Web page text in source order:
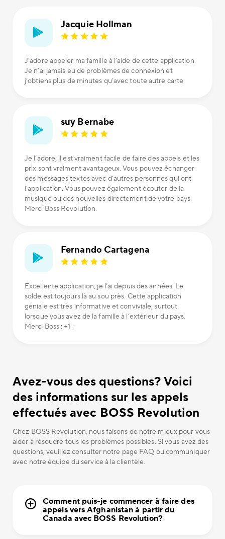
Jacquie Hollman
J’adore appeler ma famille à l’aide de cette application.
Je n’ai jamais eu de problèmes de connexion et
j’obtiens plus de minutes qu’avec toute autre carte.
suy Bernabe
Je l’adore; il est vraiment facile de faire des appels et les
prix sont vraiment avantageux. Vous pouvez échanger
des messages textes avec d’autres personnes qui ont
l’application. Vous pouvez également écouter de la
musique ou des nouvelles directement de votre pays.
Merci Boss Revolution.
Fernando Cartagena
Excellente application; je l’ai depuis des années. Le
solde est toujours là au sou près. Cette application
géniale est très informative et conviviale, surtout
lorsque vous avez de la famille à l’extérieur du pays.
Merci Boss : +1 :
Avez-vous des questions? Voici
des informations sur les appels
effectués avec BOSS Revolution
Chez BOSS Revolution, nous faisons de notre mieux pour vous
aider à résoudre tous les problèmes possibles. Si vous avez des
questions, veuillez consulter notre page FAQ ou communiquer
avec notre équipe du service à la clientèle.
Comment puis-je commencer à faire des
appels vers Afghanistan à partir du
Canada avec BOSS Revolution?